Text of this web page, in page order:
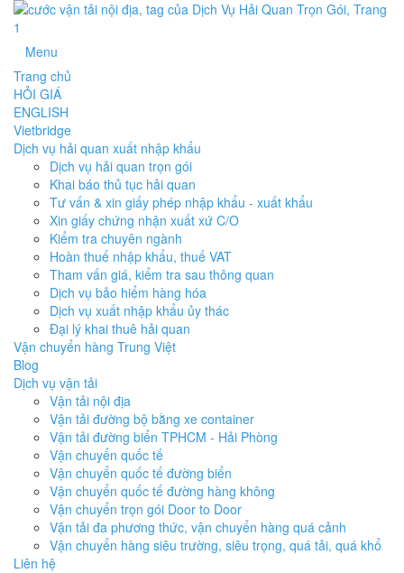
Menu
Trang chủ
HỎI GIÁ
ENGLISH
Vietbridge
Dịch vụ hải quan xuất nhập khẩu
Dịch vụ hải quan trọn gói
Khai báo thủ tục hải quan
Tư vấn & xin giấy phép nhập khẩu - xuất khẩu
Xin giấy chứng nhận xuất xứ C/O
Kiểm tra chuyên ngành
Hoàn thuế nhập khẩu, thuế VAT
Tham vấn giá, kiểm tra sau thông quan
Dịch vụ bảo hiểm hàng hóa
Dịch vụ xuất nhập khẩu ủy thác
Đại lý khai thuê hải quan
Vận chuyển hàng Trung Việt
Blog
Dịch vụ vận tải
Vận tải nội địa
Vận tải đường bộ bằng xe container
Vận tải đường biển TPHCM - Hải Phòng
Vận chuyển quốc tế
Vận chuyển quốc tế đường biển
Vận chuyển quốc tế đường hàng không
Vận chuyển trọn gói Door to Door
Vận tải đa phương thức, vận chuyển hàng quá cảnh
Vận chuyển hàng siêu trường, siêu trọng, quá tải, quá khổ
Liên hệ